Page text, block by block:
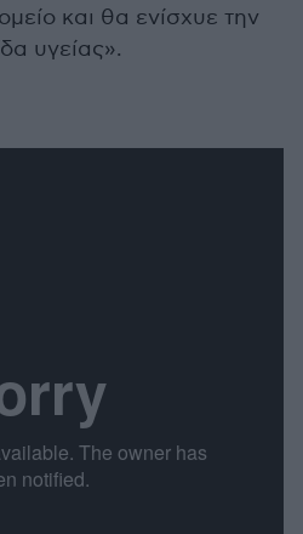
και θα ενίσχυε την
υγείας».